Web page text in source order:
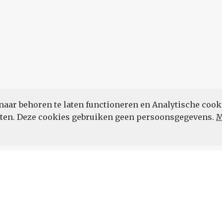
behoren te laten functioneren en Analytische
Deze cookies gebruiken geen persoonsgegevens.
POWERED BY